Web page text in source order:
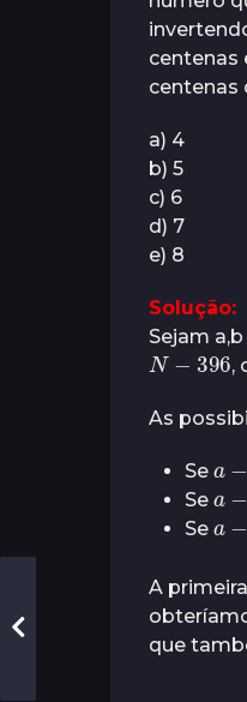
s
a
t
á
s
s
r
á
s
centenas
centenas
a) 4
b) 5
c) 6
d) 7
e) 8
Solução:
Sejam
N−396
,
As
Se
Se
a
Se
a
A
que